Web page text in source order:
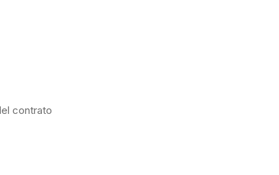
contrato